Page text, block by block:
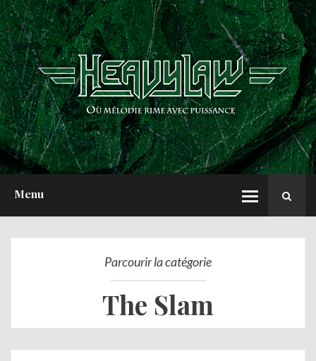
Menu
ACCUEIL
NEWS
CHRONIQUES
INTERVIEWS
REPORTS
A PROPOS
Parcourir la catégorie
The Slam